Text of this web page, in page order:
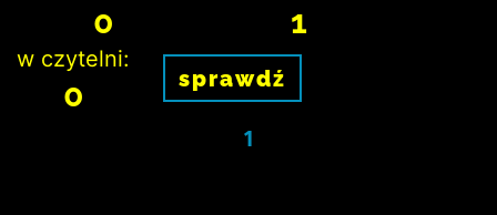
0 1
w czytelni:
0 sprawdź
1